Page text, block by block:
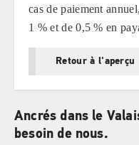
cas de paiement
1 % et de 0,5 % en
Retour à l'aperçu
Ancrés dans le
besoin de nous.